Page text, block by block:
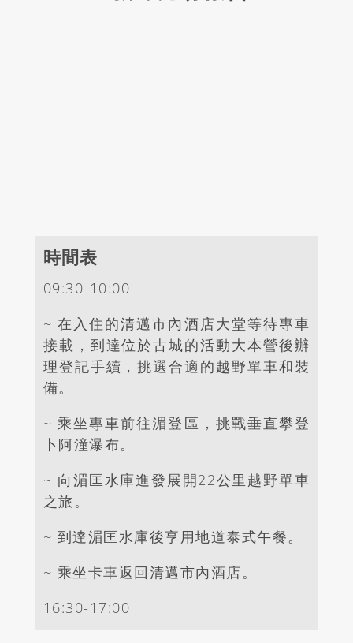
時間表
09:30-10:00
~在入住的清邁市內酒店大堂等待專車
接載，到達位於古城的活動大本營後辦
理登記手續，挑選合適的越野單車和裝
備。
~ 乘坐專車前往湄登區，挑戰垂直攀登
卜阿潼瀑布。
~ 向湄匡水庫進發展開22公里越野單車
之旅。
~ 到達湄匡水庫後享用地道泰式午餐。
~ 乘坐卡車返回清邁市內酒店。
16:30-17:00